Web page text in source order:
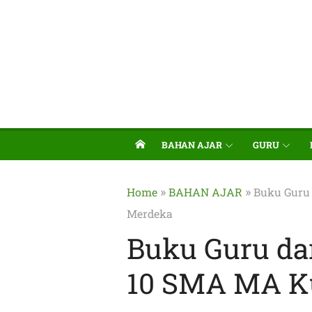
BAHAN AJAR GURU
Home »BAHAN AJAR »Buku
Merdeka
Buku Guru
10 SMA MA